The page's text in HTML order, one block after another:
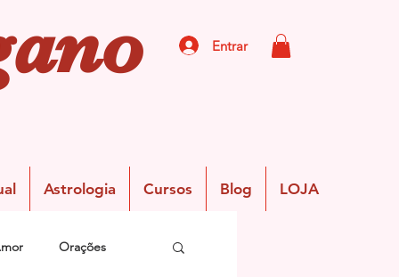
Entrar
Astrologia Cursos Blog LOJA
Orações